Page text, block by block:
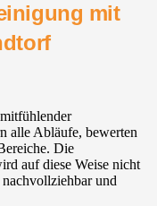
mit
alle Abläufe, bewerten
Die
auf diese Weise nicht
und